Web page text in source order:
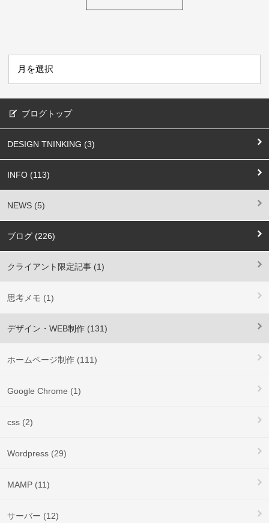
ブログトップ
DESIGN TNINKING (3)
INFO (113)
NEWS (5)
ブログ (226)
クライアント限定記事 (1)
思考メモ (1)
デザイン・WEB制作 (131)
ホームページ制作 (111)
Google Chrome (1)
css (2)
Wordpress (29)
MAMP (11)
サーバー (12)